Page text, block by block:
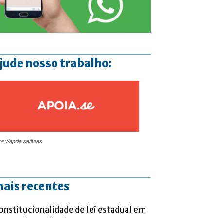
nosso trabalho:
apoia.se/jures
recentes
de lei estadual em